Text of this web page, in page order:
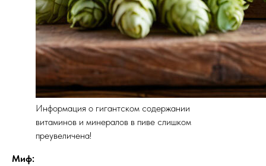
Информация о гигантском содержании
витаминов и минералов в пиве слишком
преувеличена!
Миф: